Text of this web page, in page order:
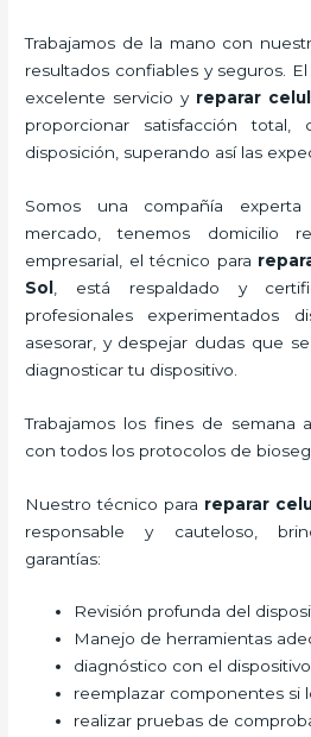
Trabajamos de la mano con
resultados confiables y seguros.
excelente servicio y reparar
proporcionar satisfacción total,
disposición, superando así las
Somos una compañía
mercado, tenemos domicilio
empresarial, el técnico para
Sol
, está respaldado y
profesionales experimentados
asesorar, y despejar dudas que
diagnosticar tu dispositivo.
Trabajamos los fines de semana
con todos los protocolos de
Nuestro técnico para reparar
responsable y cauteloso,
garantías:
Revisión profunda del
Manejo de herramientas
diagnóstico con el
reemplazar componentes si
realizar pruebas de